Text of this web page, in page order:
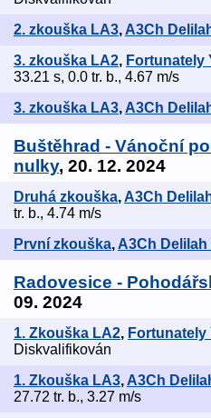
2. zkouška LA3, A3Ch
3. zkouška LA2, Fortunately
33.21 s, 0.0 tr. b., 4.67 m/s
3. zkouška LA3, A3Ch
Buštěhrad - Vánoční
nulky, 20. 12. 2024
Druhá zkouška,A3Ch
tr. b., 4.74 m/s
První zkouška, A3Ch
Radovesice -
09. 2024
1. Zkouška LA2, Fortunately
Diskvalifikován
1. Zkouška LA3, A3Ch
27.72 tr. b., 3.27 m/s